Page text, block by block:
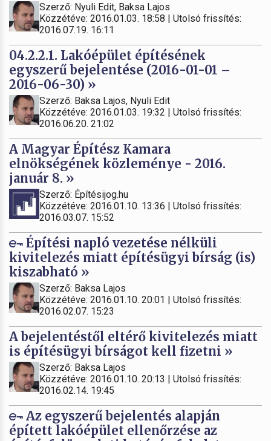
Szerző: Nyuli Edit, Baksa Lajos
Közzétéve: 2016.01.03. 18:58 | Utolsó frissítés:
2016.07.19. 16:11
04.2.2.1. Lakóépület építésének
egyszerű bejelentése (2016-01-01 –
2016-06-30) »
Szerző: Baksa Lajos, Nyuli Edit
Közzétéve: 2016.01.03. 19:32 | Utolsó frissítés:
2016.06.20. 21:02
A Magyar Építész Kamara
elnökségének közleménye - 2016.
január 8. »
Szerző: Építésijog.hu
Közzétéve: 2016.01.10. 13:36 | Utolsó frissítés:
2016.03.07. 15:52
Építési napló vezetése nélküli
kivitelezés miatt építésügyi bírság (is)
kiszabható »
Szerző: Baksa Lajos
Közzétéve: 2016.01.10. 20:01 | Utolsó frissítés:
2016.02.07. 15:23
A bejelentéstől eltérő kivitelezés miatt
is építésügyi bírságot kell fizetni »
Szerző: Baksa Lajos
Közzétéve: 2016.01.10. 20:13 | Utolsó frissítés:
2016.02.14. 19:45
Az egyszerű bejelentés alapján
épített lakóépület ellenőrzése az